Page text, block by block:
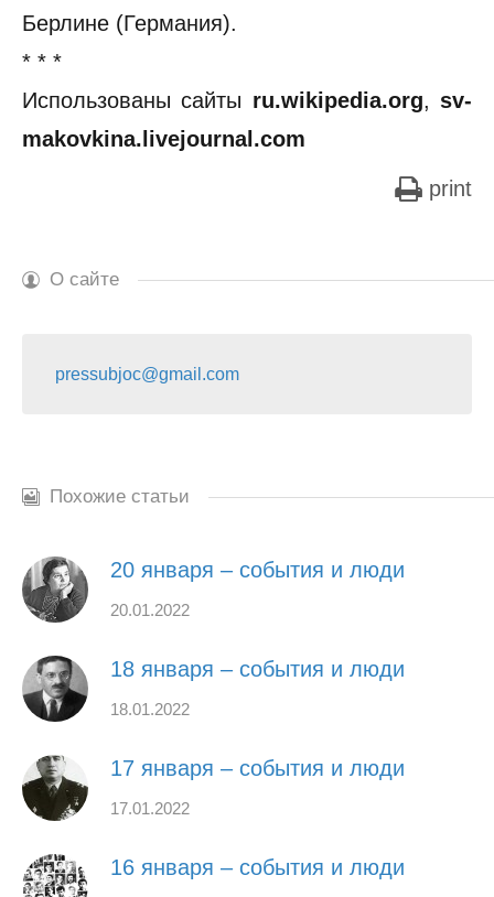
Берлине (Германия).
* * *
Использованы сайты ru.wikipedia.org, sv-
makovkina.livejournal.com
print
О сайте
pressubjoc@gmail.com
Похожие статьи
20 января – события и люди
20.01.2022
18 января – события и люди
18.01.2022
17 января – события и люди
17.01.2022
16 января – события и люди